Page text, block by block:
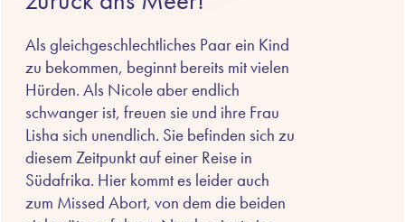
Als gleichgeschlechtliches Paar ein Kind
zu bekommen, beginnt bereits mit vielen
Hürden. Als Nicole aber endlich
schwanger ist, freuen sie und ihre Frau
Lisha sich unendlich. Sie befinden sich zu
diesem Zeitpunkt auf einer Reise in
Südafrika. Hier kommt es leider auch
zum Missed Abort, von dem die beiden